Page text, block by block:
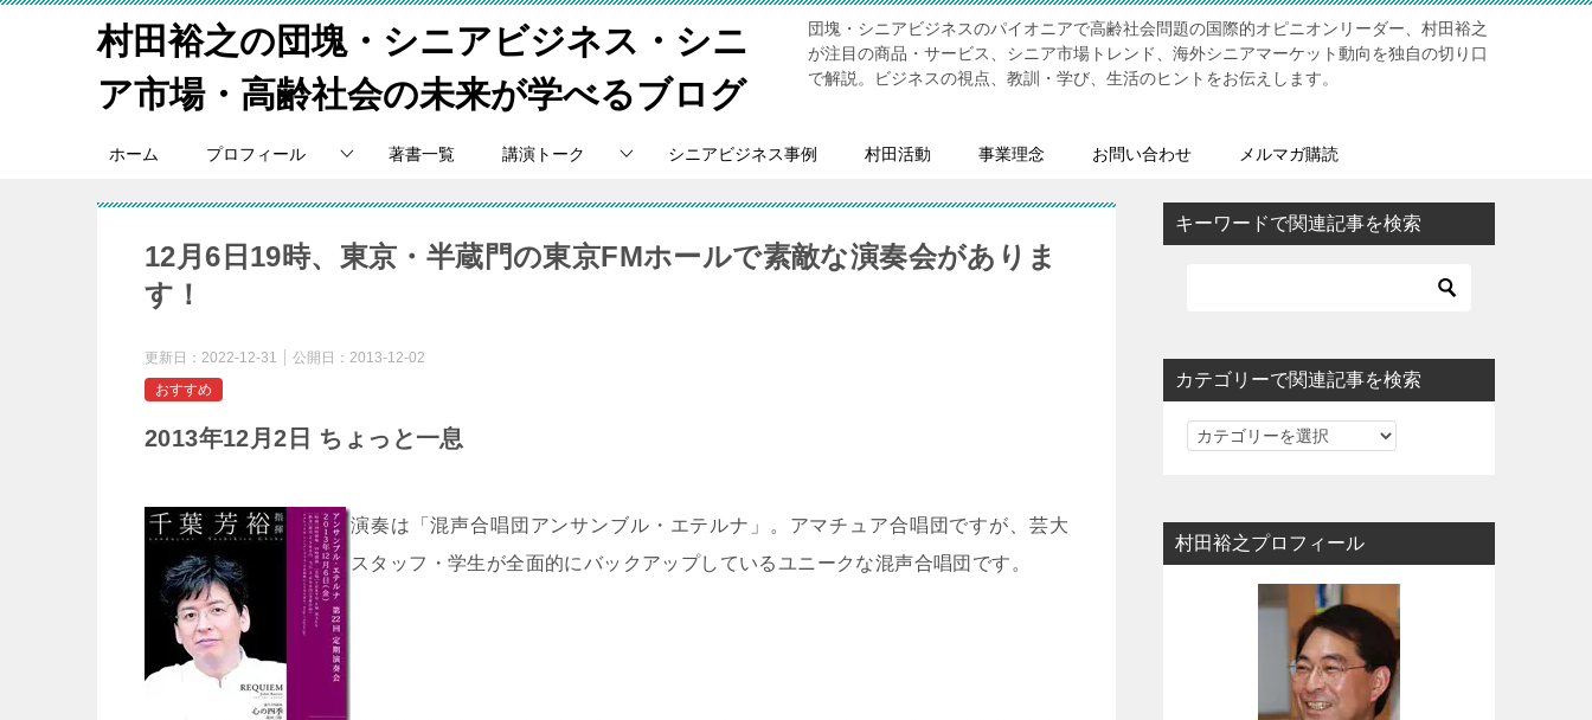
村田裕之の団塊・シニアビジネス・シニ
ア市場・高齢社会の未来が学べるブログ
団塊・シニアビジネスのパイオニアで高齢社会問題の国際的オピニオンリーダー、村田裕之
が注目の商品・サービス、シニア市場トレンド、海外シニアマーケット動向を独自の切り口
で解説。ビジネスの視点、教訓・学び、生活のヒントをお伝えします。
ホーム プロフィール 著書一覧 講演トーク シニアビジネス事例 村田活動 事業理念 お問い合わせ メルマガ購読
12月6日19時、東京・半蔵門の東京FMホールで素敵な演奏会がありま
す！
更新日： 2022-12-31 公開日： 2013-12-02
おすすめ
2013年12 月2 日 ちょっと一息
演奏は「混声合唱団アンサンブル・エテルナ」。アマチュア合唱団ですが、芸大
スタッフ・学生が全面的にバックアップしているユニークな混声合唱団です。
キーワードで関連記事を検索
カテゴリーで関連記事を検索
カ
リ
ー
村田裕之プロフィール